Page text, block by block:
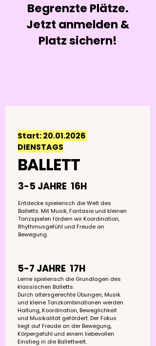
Begrenzte Plätze.
Jetzt anmelden &
Platz sichern!
Start:20.01.2026
DIENSTAGS
BALLETT
3-5 JAHRE 16H
​Entdecke spielerisch die Welt des
Balletts. Mit Musik, Fantasie und kleinen
Tanzspielen fördern wir Koordination,
Rhythmusgefühl und Freude an
Bewegung.
5-7 JAHRE 17H
Lerne spielerisch die Grundlagen des
klassischen Balletts.
Durch altersgerechte Übungen, Musik
und kleine Tanzkombinationen werden
Haltung, Koordination, Beweglichkeit
und Musikalität gefördert. Der Fokus
liegt auf Freude an der Bewegung,
Körpergefühl und einem liebevollen
Einstieg in die Ballettwelt.